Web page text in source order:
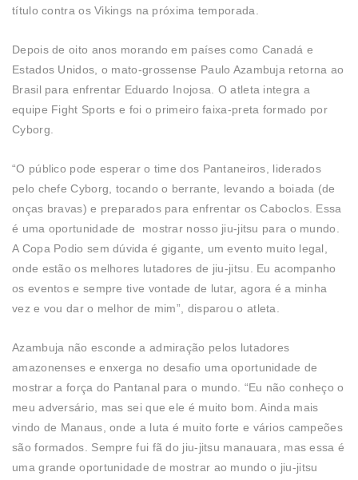
título contra os Vikings na próxima temporada.
Depois de oito anos morando em países como Canadá e
Estados Unidos, o mato-grossense Paulo Azambuja retorna ao
Brasil para enfrentar Eduardo Inojosa. O atleta integra a
equipe Fight Sports e foi o primeiro faixa-preta formado por
Cyborg.
“O público pode esperar o time dos Pantaneiros, liderados
pelo chefe Cyborg, tocando o berrante, levando a boiada (de
onças bravas) e preparados para enfrentar os Caboclos. Essa
é uma oportunidade de mostrar nosso jiu-jitsu para o mundo.
A Copa Podio sem dúvida é gigante, um evento muito legal,
onde estão os melhores lutadores de jiu-jitsu. Eu acompanho
os eventos e sempre tive vontade de lutar, agora é a minha
vez e vou dar o melhor de mim”, disparou o atleta.
Azambuja não esconde a admiração pelos lutadores
amazonenses e enxerga no desafio uma oportunidade de
mostrar a força do Pantanal para o mundo. “Eu não conheço o
meu adversário, mas sei que ele é muito bom. Ainda mais
vindo de Manaus, onde a luta é muito forte e vários campeões
são formados. Sempre fui fã do jiu-jitsu manauara, mas essa é
uma grande oportunidade de mostrar ao mundo o jiu-jitsu